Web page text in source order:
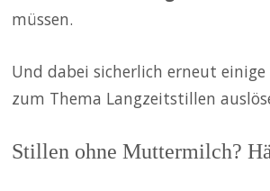
müssen.
Und dabei sicherlich erneut einige
zum Thema Langzeitstillen
Stillen ohne Muttermilch?